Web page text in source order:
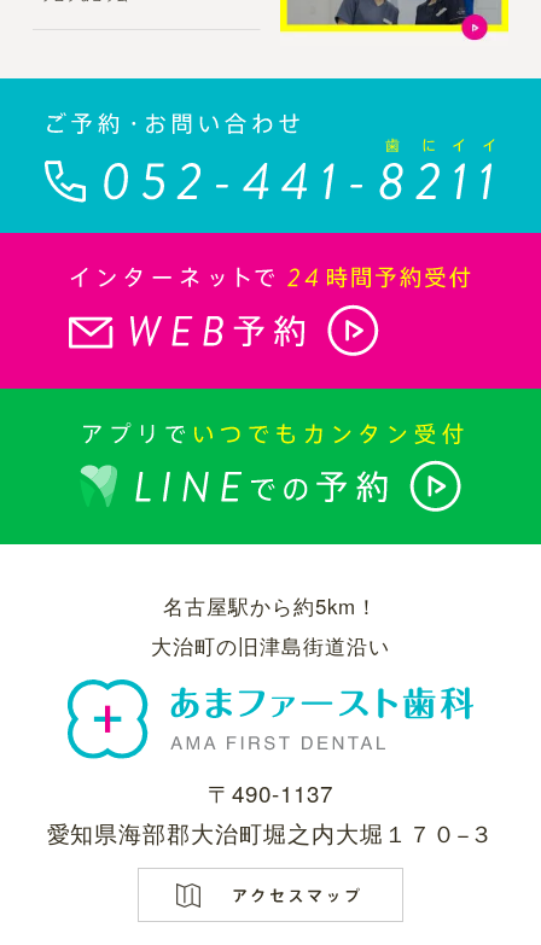
名古屋駅から約5km！
大治町の旧津島街道沿い
〒490-1137
愛知県海部郡大治町堀之内大堀１７０−３